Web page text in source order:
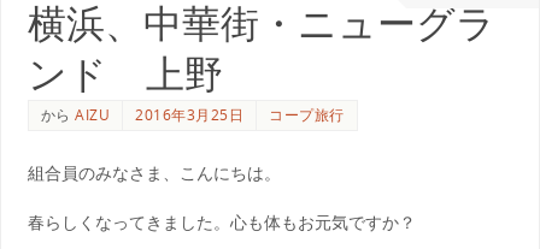
横浜、中華街・ニューグラ
ンド 上野
からAIZU 2016年3月25日 コープ旅行
組合員のみなさま、こんにちは。
春らしくなってきました。心も体もお元気ですか？